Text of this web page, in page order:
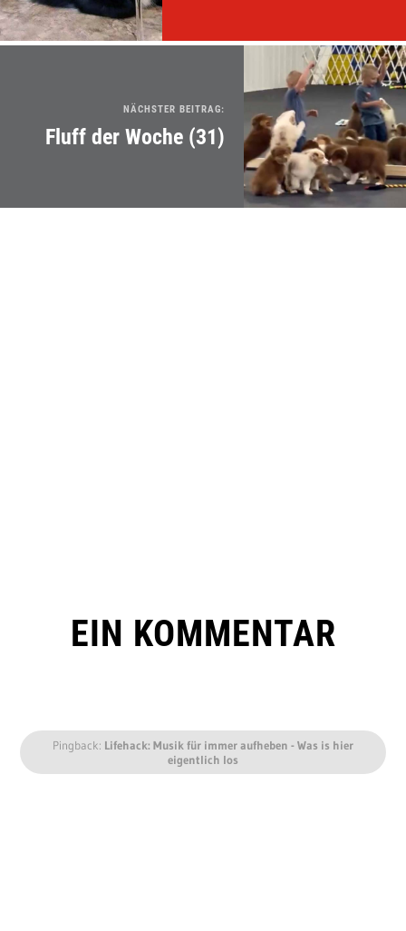
NÄCHSTER BEITRAG:
Fluff der Woche (31)
EIN KOMMENTAR
Pingback: Lifehack: Musik für immer aufheben - Was is hier
eigentlich los